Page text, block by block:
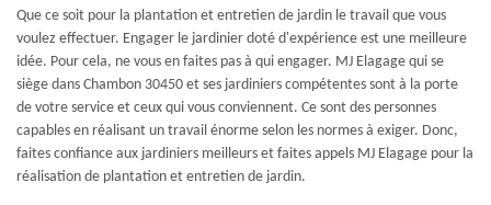
Que ce soit pour la plantation et entretien de jardin le travail que vous
voulez effectuer. Engager le jardinier doté d'expérience est une meilleure
idée. Pour cela, ne vous en faites pas à qui engager. MJ Elagage qui se
siège dans Chambon 30450 et ses jardiniers compétentes sont à la porte
de votre service et ceux qui vous conviennent. Ce sont des personnes
capables en réalisant un travail énorme selon les normes à exiger. Donc,
faites confiance aux jardiniers meilleurs et faites appels MJ Elagage pour la
réalisation de plantation et entretien de jardin.